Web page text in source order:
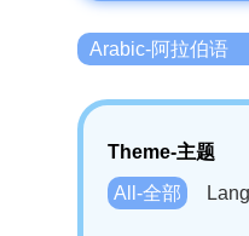
Arabic-阿拉伯语
Theme-主题
All-全部